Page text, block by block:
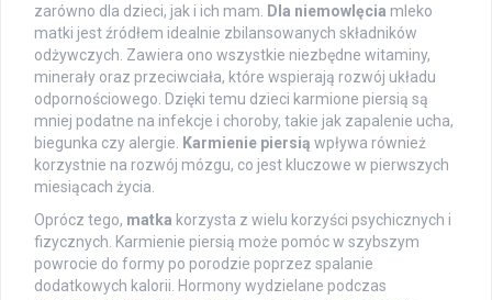
zarówno dla dzieci, jak i ich mam.
Dla niemowlęcia mleko
matki jest źródłem idealnie zbilansowanych składników
odżywczych. Zawiera ono wszystkie niezbędne witaminy,
minerały oraz przeciwciała, które wspierają rozwój układu
odpornościowego. Dzięki temu dzieci karmione piersią są
mniej podatne na infekcje i choroby, takie jak zapalenie ucha,
biegunka czy alergie.
Karmienie piersią wpływa również
korzystnie na rozwój mózgu, co jest kluczowe w pierwszych
miesiącach życia.
Oprócz tego, matka korzysta z wielu korzyści psychicznych i
fizycznych. Karmienie piersią może pomóc w szybszym
powrocie do formy po porodzie poprzez spalanie
dodatkowych kalorii. Hormony wydzielane podczas